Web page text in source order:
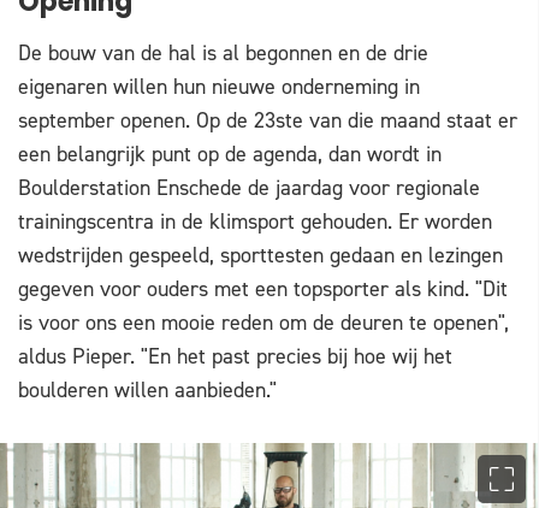
De bouw van de hal is al begonnen en de drie
eigenaren willen hun nieuwe onderneming in
september openen. Op de 23ste van die maand staat er
een belangrijk punt op de agenda, dan wordt in
Boulderstation Enschede de jaardag voor regionale
trainingscentra in de klimsport gehouden. Er worden
wedstrijden gespeeld, sporttesten gedaan en lezingen
gegeven voor ouders met een topsporter als kind. "Dit
is voor ons een mooie reden om de deuren te openen",
aldus Pieper. "En het past precies bij hoe wij het
boulderen willen aanbieden."